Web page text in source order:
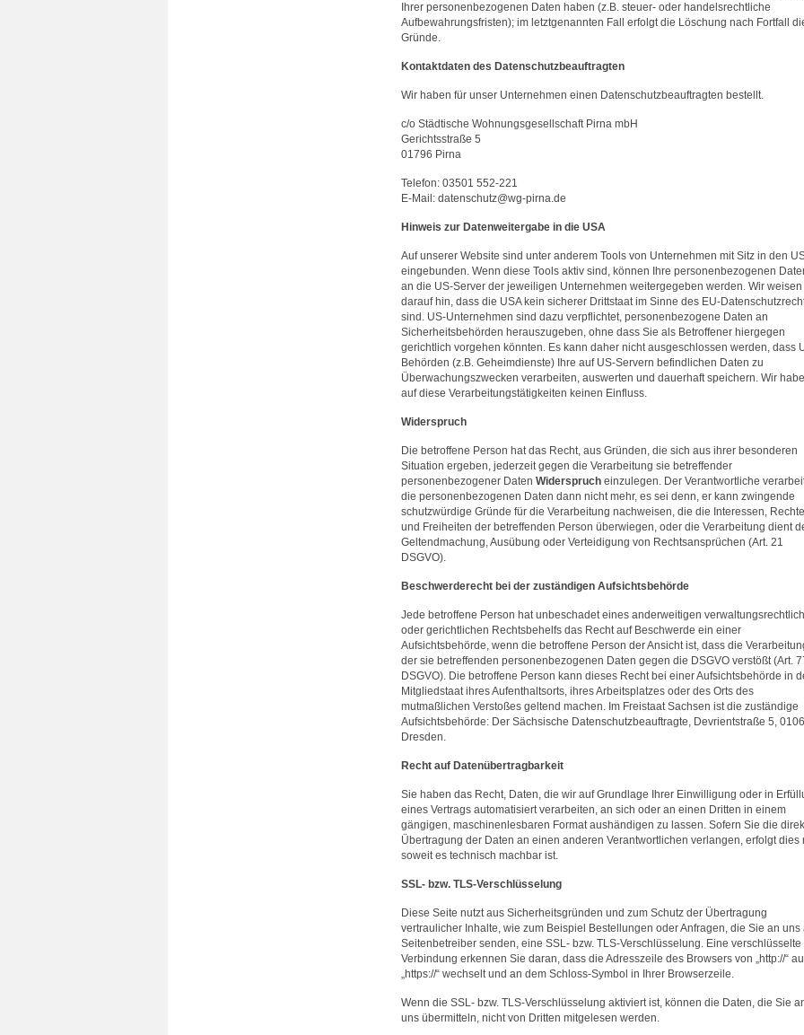
Ihrer personenbezogenen Daten haben (z.B. steuer- oder handelsrechtliche
Aufbewahrungsfristen); im letztgenannten Fall erfolgt die Löschung nach Fortfall
Gründe.
Kontaktdaten des Datenschutz­beauftragten
Wir haben für unser Unternehmen einen Datenschutzbeauftragten bestellt.
c/o Städtische Wohnungsgesellschaft Pirna mbH
Gerichtsstraße 5
01796 Pirna
Telefon: 03501 552-221
E-Mail: datenschutz@wg-pirna.de
Hinweis zur Datenweitergabe in die USA
Auf unserer Website sind unter anderem Tools von Unternehmen mit Sitz in den
eingebunden. Wenn diese Tools aktiv sind, können Ihre personenbezogenen
an die US-Server der jeweiligen Unternehmen weitergegeben werden. Wir weisen
darauf hin, dass die USA kein sicherer Drittstaat im Sinne des EU-
sind. US-Unternehmen sind dazu verpflichtet, personenbezogene Daten an
Sicherheitsbehörden herauszugeben, ohne dass Sie als Betroffener hiergegen
gerichtlich vorgehen könnten. Es kann daher nicht ausgeschlossen werden, dass
Behörden (z.B. Geheimdienste) Ihre auf US-Servern befindlichen Daten zu
Überwachungszwecken verarbeiten, auswerten und dauerhaft speichern. Wir
auf diese Verarbeitungstätigkeiten keinen Einfluss.
Widerspruch
Die betroffene Person hat das Recht, aus Gründen, die sich aus ihrer besonderen
Situation ergeben, jederzeit gegen die Verarbeitung sie betreffender
personenbezogener Daten Widerspruch einzulegen. Der Verantwortliche
die personenbezogenen Daten dann nicht mehr, es sei denn, er kann zwingende
schutzwürdige Gründe für die Verarbeitung nachweisen, die die Interessen, Rechte
und Freiheiten der betreffenden Person überwiegen, oder die Verarbeitung dient
Geltendmachung, Ausübung oder Verteidigung von Rechtsansprüchen (Art. 21
DSGVO).
Beschwerde­recht bei der zuständigen Aufsichts­behörde
Jede betroffene Person hat unbeschadet eines anderweitigen
oder gerichtlichen Rechtsbehelfs das Recht auf Beschwerde ein einer
Aufsichtsbehörde, wenn die betroffene Person der Ansicht ist, dass die
der sie betreffenden personenbezogenen Daten gegen die DSGVO verstößt (Art.
DSGVO). Die betroffene Person kann dieses Recht bei einer Aufsichtsbehörde in
Mitgliedstaat ihres Aufenthaltsorts, ihres Arbeitsplatzes oder des Orts des
mutmaßlichen Verstoßes geltend machen. Im Freistaat Sachsen ist die zuständige
Aufsichtsbehörde: Der Sächsische Datenschutzbeauftragte, Devrientstraße 5,
Dresden.
Recht auf Daten­übertrag­barkeit
Sie haben das Recht, Daten, die wir auf Grundlage Ihrer Einwilligung oder in
eines Vertrags automatisiert verarbeiten, an sich oder an einen Dritten in einem
gängigen, maschinenlesbaren Format aushändigen zu lassen. Sofern Sie die
Übertragung der Daten an einen anderen Verantwortlichen verlangen, erfolgt dies
soweit es technisch machbar ist.
SSL- bzw. TLS-Verschlüsselung
Diese Seite nutzt aus Sicherheitsgründen und zum Schutz der Übertragung
vertraulicher Inhalte, wie zum Beispiel Bestellungen oder Anfragen, die Sie an uns
Seitenbetreiber senden, eine SSL- bzw. TLS-Verschlüsselung. Eine verschlüsselte
Verbindung erkennen Sie daran, dass die Adresszeile des Browsers von „http://“
„https://“ wechselt und an dem Schloss-Symbol in Ihrer Browserzeile.
Wenn die SSL- bzw. TLS-Verschlüsselung aktiviert ist, können die Daten, die Sie
uns übermitteln, nicht von Dritten mitgelesen werden.